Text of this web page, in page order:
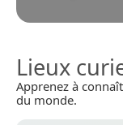
Lieux
Apprenez à
du monde.